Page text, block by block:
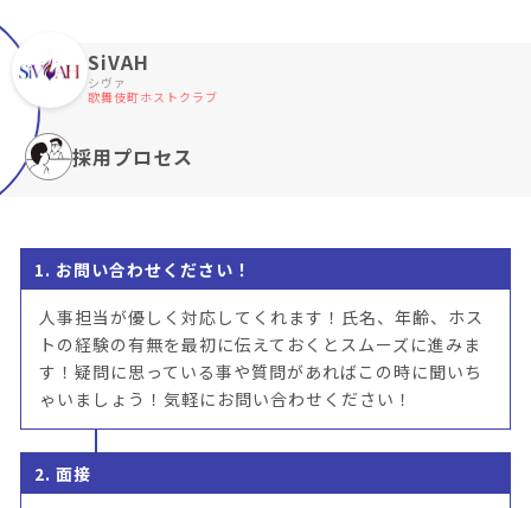
SiVAH
シヴァ
歌舞伎町ホストクラブ
採用プロセス
1. お問い合わせください！
人事担当が優しく対応してくれます！氏名、年齢、ホス
トの経験の有無を最初に伝えておくとスムーズに進みま
す！疑問に思っている事や質問があればこの時に聞いち
ゃいましょう！気軽にお問い合わせください！
2. 面接